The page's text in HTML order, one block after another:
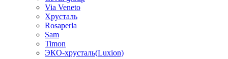
Via Veneto
Хрусталь
Rosaperla
Sam
Timon
ЭКО-хрусталь(Luxion)